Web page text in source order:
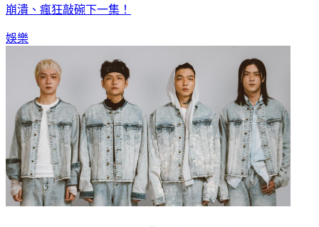
崩潰、瘋狂敲碗下一集！
娛樂